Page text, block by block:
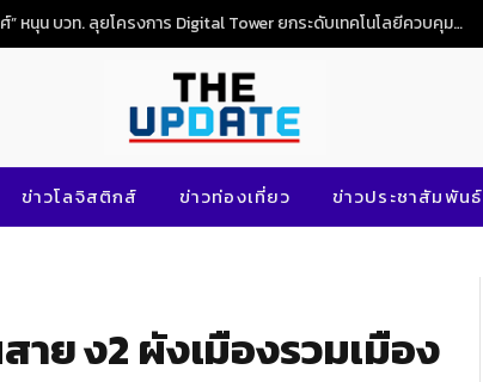
“ภัทรพงศ์” หนุน บวท. ลุยโครงการ Digital Tower ยกระดับเทคโนโลยีควบคุมจราจรทางอากาศไทย
ข่าวโลจิสติกส์ ข่าวท่องเที่ยว ข่าวประชาสัมพันธ์
าย ง2 ผังเมืองรวมเมือง